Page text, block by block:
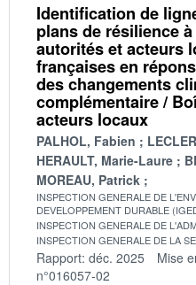
Identification de
plans de résilience
autorités et acteurs
françaises en
des changements
complémentaire /
acteurs locaux
PALHOL, Fabien
HERAULT, Marie-Laure
MOREAU, Patrick
INSPECTION GENERALE DE
DEVELOPPEMENT DURABLE
INSPECTION GENERALE DE
INSPECTION GENERALE DE LA
Rapport: déc. 2025 Mise
n°016057-02